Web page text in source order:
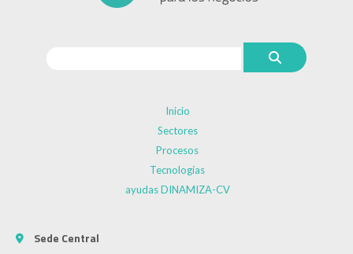
Inicio
Sectores
Procesos
Tecnologías
ayudas DINAMIZA-CV
Sede Central